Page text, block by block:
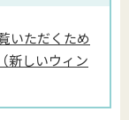
いただくため
新しいウィン